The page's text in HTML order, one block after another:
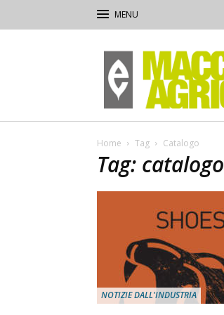
Macchine
Agricole
Home Tag Catalogo
Tag: catalogo
NOTIZIE DALL'INDUSTRIA